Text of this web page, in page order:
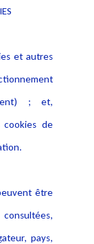
et autres
; et,
de
être
pays,